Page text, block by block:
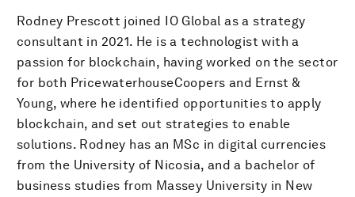
Rodney Prescott joined IO Global as a strategy
consultant in 2021. He is a technologist with a
passion for blockchain, having worked on the sector
for both PricewaterhouseCoopers and Ernst &
Young, where he identified opportunities to apply
blockchain, and set out strategies to enable
solutions. Rodney has an MSc in digital currencies
from the University of Nicosia, and a bachelor of
business studies from Massey University in New